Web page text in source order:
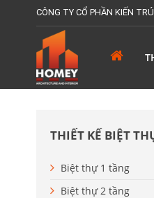
CÔNG TY CỔ PHẦN KIẾN
THIẾT KẾ BIỆT
Biệt thự 1 tầng
Biệt thự 2 tầng